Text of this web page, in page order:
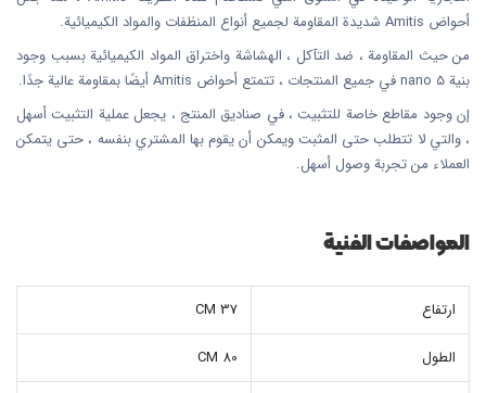
أحواض Amitis شديدة المقاومة لجميع أنواع المنظفات والمواد الكيميائية.
من حيث المقاومة ، ضد التآكل ، الهشاشة واختراق المواد الكيميائية بسبب وجود
بنية nano 5 في جميع المنتجات ، تتمتع أحواض Amitis أيضًا بمقاومة عالية جدًا.
إن وجود مقاطع خاصة للتثبيت ، في صناديق المنتج ، يجعل عملية التثبيت أسهل
، والتي لا تتطلب حتى المثبت ويمكن أن يقوم بها المشتري بنفسه ، حتى يتمكن
العملاء من تجربة وصول أسهل.
المواصفات الفنية
ارتفاع 37 CM
الطول 80 CM